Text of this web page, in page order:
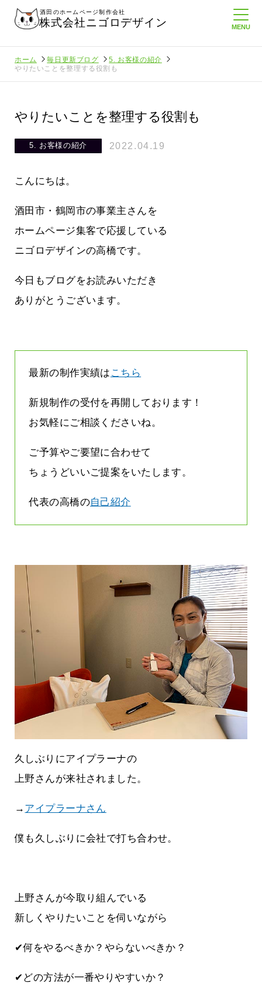
酒田のホームページ制作会社
株式会社ニゴロデザイン
ホーム 毎日更新ブログ
5. お客様の紹介
やりたいことを整理する役割も
やりたいことを整理する役割も
5. お客様の紹介 2022.04.19
こんにちは。
酒田市・鶴岡市の事業主さんを
ホームページ集客で応援している
ニゴロデザインの高橋です。
今日もブログをお読みいただき
ありがとうございます。
最新の制作実績は こちら
新規制作の受付を再開しております！
お気軽にご相談くださいね。
ご予算やご要望に合わせて
ちょうどいいご提案をいたします。
代表の高橋の自己紹介
久しぶりにアイプラーナの
上野さんが来社されました。
→ アイプラーナさん
僕も久しぶりに会社で打ち合わせ。
上野さんが今取り組んでいる
新しくやりたいことを伺いながら
✔何をやるべきか？やらないべきか？
✔どの方法が一番やりやすいか？
たより利
酒田商工会議所さんへニゴロ通信を持
2026.07.28